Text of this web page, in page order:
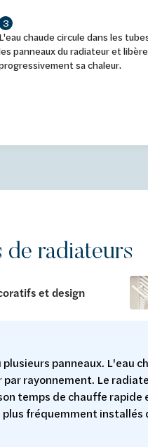
3
L'eau chaude circule dans les
panneaux du radiateur et libère
sa chaleur.
radiateurs
et design
panneaux. L'eau
rayonnement. Le
temps de chauffe rapide
fréquemment installés